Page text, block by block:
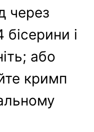
через
бісерини і
або
кримп